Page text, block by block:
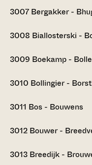
3007 Bergakker -
3008 Biallosterski -
3009 Boekamp -
3010 Bollingier -
3011 Bos - Bouwens
3012 Bouwer -
3013 Breedijk -